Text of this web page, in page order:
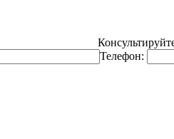
Телефон: